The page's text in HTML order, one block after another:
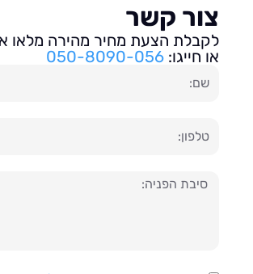
קשר
הצעת מחיר מהירה מלאו את
חייגו:050-8090-056